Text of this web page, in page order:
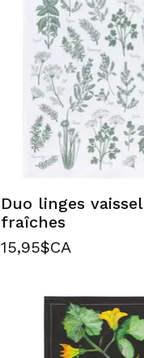
Duo linges
fraîches
15,95$CA